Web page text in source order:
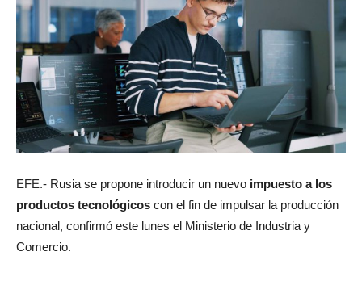
EFE.- Rusia se propone introducir un nuevo impuesto a los
productos tecnológicos con el fin de impulsar la producción
nacional, confirmó este lunes el Ministerio de Industria y
Comercio.